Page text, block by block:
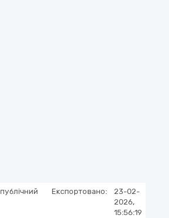
публічний Експортовано:
23-02-
2026,
15:56:19